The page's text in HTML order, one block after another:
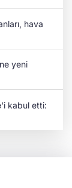
hava
yeni
kabul etti: